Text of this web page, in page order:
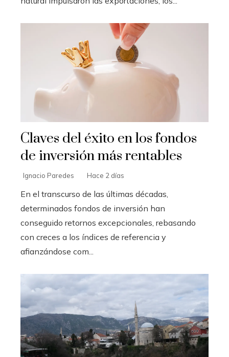
Claves del éxito en los fondos
de inversión más rentables
Ignacio Paredes Hace 2 días
En el transcurso de las últimas décadas,
determinados fondos de inversión han
conseguido retornos excepcionales, rebasando
con creces a los índices de referencia y
afianzándose com...